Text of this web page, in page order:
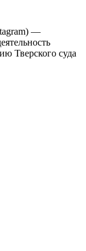
—
Тверского суда